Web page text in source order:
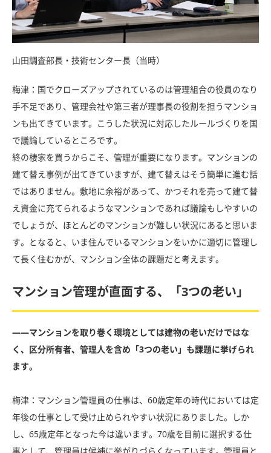
山田調査部長・技術センター長（当時）
梅津：国でクローズアップされているのは管理組合の役員のなり
手不足であり、管理会社や第三者が理事長の役割を担うマンショ
ンも出てきています。こうした状況に対応したルールづくりを国
で議論しているところです。
終の棲家を買うからこそ、管理が重要になります。マンションの
建て替え事例が出てきていますが、建て替えはそう簡単に進む話
ではありません。敷地に余裕があって、かつそれを売って建て替
え資金に充てられるようなマンションであれば議論もしやすいの
でしょうが、ほとんどのマンションが難しい状況にあると思いま
す。となると、いま住んでいるマンションをいかに適切に管理し
て長く住むかが、マンション全体の課題だと考えます。
マンション管理が直面する、「3つの老い」
――マンションを取り巻く環境としては建物の老いだけではな
く、区分所有者、管理人を含め「3つの老い」も課題に挙げられ
ます。
梅津：マンション管理員の仕事は、 60歳定年の時代においては定
年後の仕事として受け止められやすい状況にありました。しか
し、 65歳定年となった今は違います。 70歳を目前に選択する仕